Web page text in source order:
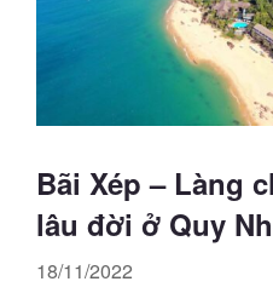
Bãi Xép – Làng
lâu đời ở Quy
18/11/2022